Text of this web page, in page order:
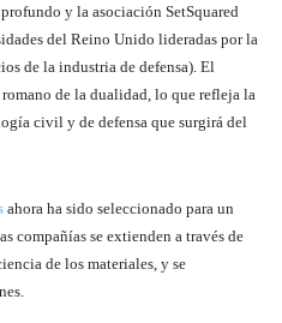
y la asociación SetSquared
del Reino Unido lideradas por la
de la industria de defensa). El
de la dualidad, lo que refleja la
civil y de defensa que surgirá del
ahora ha sido seleccionado para un
compañías se extienden a través de
de los materiales, y se